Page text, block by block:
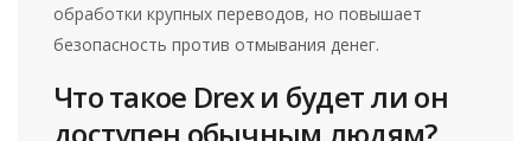
обработки крупных переводов, но повышает
безопасность против отмывания денег.
Что такое Drex и будет ли он
доступен обычным людям?